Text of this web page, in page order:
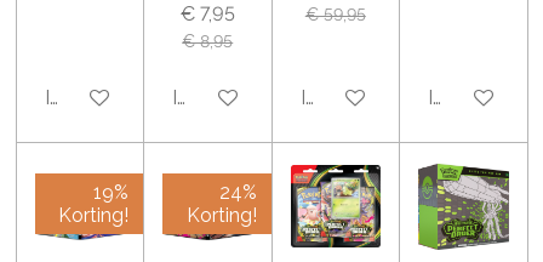
In winkelwagen
€ 7,95
€ 8,95
In winkelwagen
€ 59,95
In winkelwagenIn
19%
Korting!
24%
Korting!